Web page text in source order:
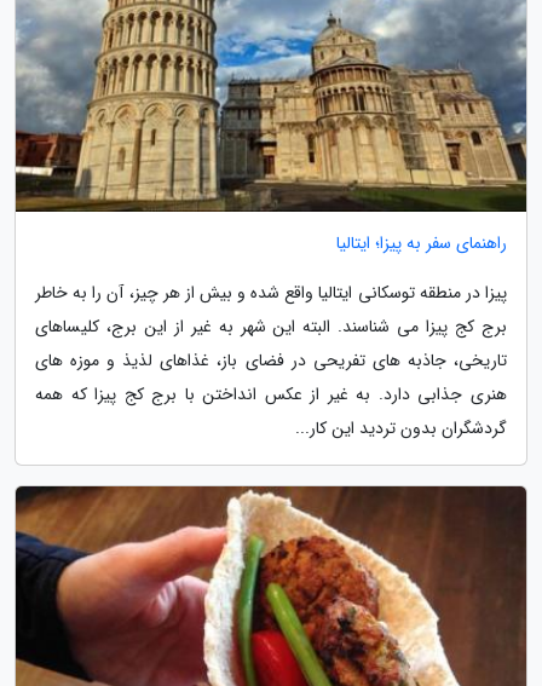
راهنمای سفر به پیزا؛ ایتالیا
پیزا در منطقه توسکانی ایتالیا واقع شده و بیش از هر چیز، آن را به خاطر
برج کج پیزا می شناسند. البته این شهر به غیر از این برج، کلیساهای
تاریخی، جاذبه های تفریحی در فضای باز، غذاهای لذیذ و موزه های
هنری جذابی دارد. به غیر از عکس انداختن با برج کج پیزا که همه
گردشگران بدون تردید این کار...